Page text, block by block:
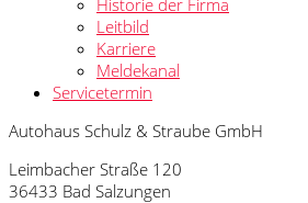
Historie der Firma
Leitbild
Karriere
Meldekanal
Servicetermin
Autohaus Schulz & Straube GmbH
Leimbacher Straße 120
36433 Bad Salzungen